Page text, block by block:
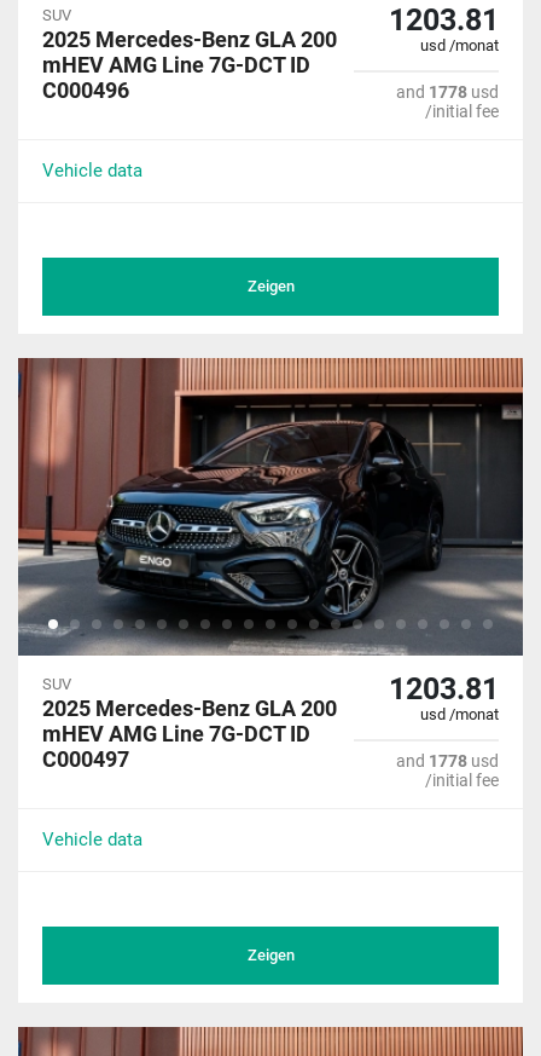
SUV
2025 Mercedes-Benz GLA 200
mHEV AMG Line 7G-DCT ID
C000496
1203.81
usd /monat
and 1778 usd
/initial fee
Vehicle data
Zeigen
SUV
2025 Mercedes-Benz GLA 200
mHEV AMG Line 7G-DCT ID
C000497
1203.81
usd /monat
and 1778 usd
/initial fee
Vehicle data
Zeigen